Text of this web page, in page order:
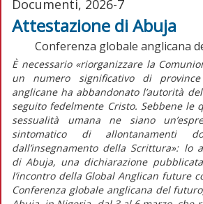
Documenti, 2026-7
Attestazione di Abuja
Conferenza globale anglicana
È necessario «riorganizzare la
un numero significativo di
anglicane ha abbandonato l’autorità
seguito fedelmente Cristo. Sebbene le
sessualità umana ne siano
sintomatico di allontanamenti
dall’insegnamento della Scrittura»: lo
di Abuja, una dichiarazione
l’incontro della Global Anglican future
Conferenza globale anglicana del